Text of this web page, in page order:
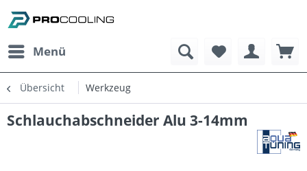
Menü
Übersicht Werkzeug
Schlauchabschneider Alu 3-14mm